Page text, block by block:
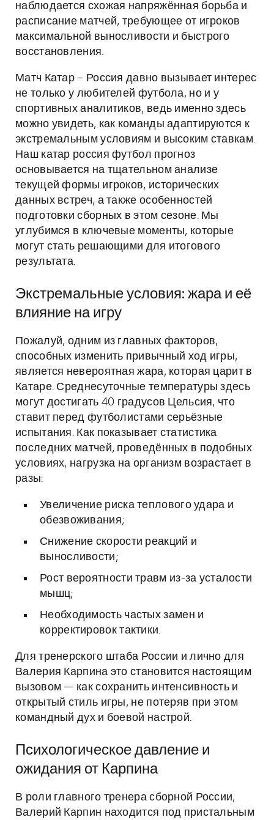
наблюдается схожая напряжённая борьба и
расписание матчей, требующее от игроков
максимальной выносливости и быстрого
восстановления.
Матч Катар – Россия давно вызывает интерес
не только у любителей футбола, но и у
спортивных аналитиков, ведь именно здесь
можно увидеть, как команды адаптируются к
экстремальным условиям и высоким ставкам.
Наш катар россия футбол прогноз
основывается на тщательном анализе
текущей формы игроков, исторических
данных встреч, а также особенностей
подготовки сборных в этом сезоне. Мы
углубимся в ключевые моменты, которые
могут стать решающими для итогового
результата.
Экстремальные условия: жара и её
влияние на игру
Пожалуй, одним из главных факторов,
способных изменить привычный ход игры,
является невероятная жара, которая царит в
Катаре. Среднесуточные температуры здесь
могут достигать 40 градусов Цельсия, что
ставит перед футболистами серьёзные
испытания. Как показывает статистика
последних матчей, проведённых в подобных
условиях, нагрузка на организм возрастает в
разы:
Увеличение риска теплового удара и
обезвоживания;
Снижение скорости реакций и
выносливости;
Рост вероятности травм из-за усталости
мышц;
Необходимость частых замен и
корректировок тактики.
Для тренерского штаба России и лично для
Валерия Карпина это становится настоящим
вызовом — как сохранить интенсивность и
открытый стиль игры, не потеряв при этом
командный дух и боевой настрой.
Психологическое давление и
ожидания от Карпина
В роли главного тренера сборной России,
Валерий Карпин находится под пристальным